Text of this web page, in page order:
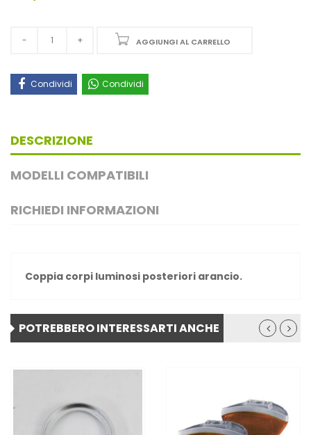
AGGIUNGI AL CARRELLO
Condividi Condividi
DESCRIZIONE
MODELLI COMPATIBILI
RICHIEDI INFORMAZIONI
Coppia corpi luminosi posteriori arancio.
POTREBBERO INTERESSARTI ANCHE